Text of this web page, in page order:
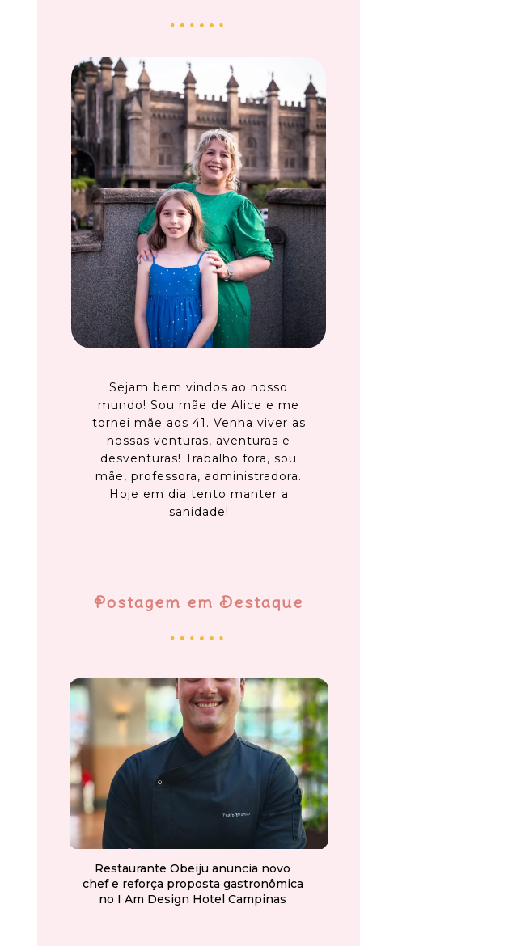
Sejam bem vindos ao nosso
mundo! Sou mãe de Alice e me
tornei mãe aos 41. Venha viver as
nossas venturas, aventuras e
desventuras! Trabalho fora, sou
mãe, professora, administradora.
Hoje em dia tento manter a
sanidade!
Postagem em Destaque
Restaurante Obeiju anuncia novo
chef e reforça proposta gastronômica
no I Am Design Hotel Campinas